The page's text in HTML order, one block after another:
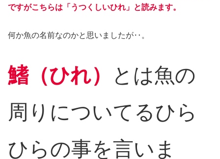
ですがこちらは「うつくしいひれ」と読みます。
何か魚の名前なのかと思いましたが‥。
鰭（ひれ）
とは魚の
周りについてるひら
ひらの事を言いま